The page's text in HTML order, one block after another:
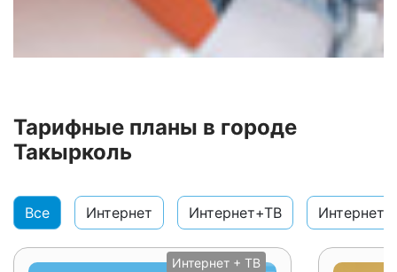
Тарифные планы в городе
Такырколь
Все Интернет Интернет+ТВ
Интернет + ТВ